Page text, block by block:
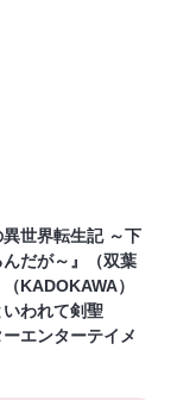
世界転生記 ～下
だが～』（双葉
KADOKAWA）
われて剣聖
エンターテイメ